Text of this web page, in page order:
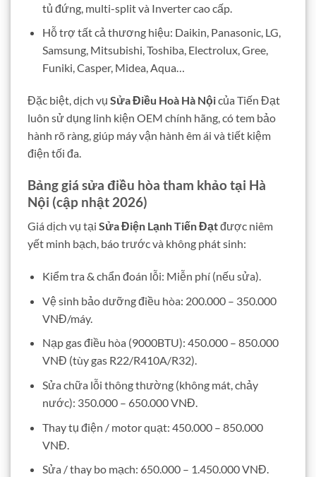
tủ đứng, multi-split và Inverter cao cấp.
Hỗ trợ tất cả thương hiệu: Daikin, Panasonic, LG,
Samsung, Mitsubishi, Toshiba, Electrolux, Gree,
Funiki, Casper, Midea, Aqua…
Đặc biệt, dịch vụ Sửa Điều Hoà Hà Nộicủa Tiến Đạt
luôn sử dụng linh kiện OEM chính hãng, có tem bảo
hành rõ ràng, giúp máy vận hành êm ái và tiết kiệm
điện tối đa.
Bảng giá sửa điều hòa tham khảo tại Hà
Nội (cập nhật 2026)
Giá dịch vụ tại Sửa Điện Lạnh Tiến Đạtđược niêm
yết minh bạch, báo trước và không phát sinh:
Kiểm tra & chẩn đoán lỗi: Miễn phí (nếu sửa).
Vệ sinh bảo dưỡng điều hòa: 200.000 – 350.000
VNĐ/máy.
Nạp gas điều hòa (9000BTU): 450.000 – 850.000
VNĐ (tùy gas R22/R410A/R32).
Sửa chữa lỗi thông thường (không mát, chảy
nước): 350.000 – 650.000 VNĐ.
Thay tụ điện / motor quạt: 450.000 – 850.000
VNĐ.
Sửa / thay bo mạch: 650.000 – 1.450.000 VNĐ.